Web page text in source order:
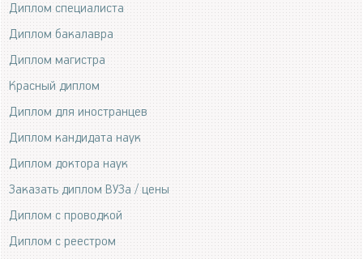
Диплом специалиста
Диплом бакалавра
Диплом магистра
Красный диплом
Диплом для иностранцев
Диплом кандидата наук
Диплом доктора наук
Заказать диплом ВУЗа / цены
Диплом с проводкой
Диплом с реестром